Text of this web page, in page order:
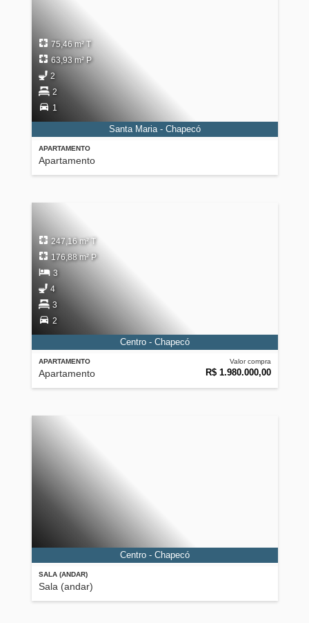
APARTAMENTO
Apartamento
75,46 m² T
63,93 m² P
2
2
1
Santa Maria - Chapecó
APARTAMENTO
Apartamento
Valor compra
R$ 1.980.000,00
247,16 m² T
176,88 m² P
3
4
3
2
Centro - Chapecó
SALA (ANDAR)
Sala (andar)
Centro - Chapecó